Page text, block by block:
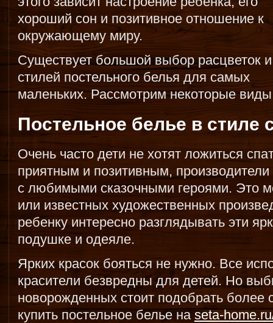
хороший сон и позитивное отношение к
окружающему миру.
Существует большой выбор расцветок и
стилей постельного белья для самых
маленьких. Рассмотрим некоторые
Постельное белье в стиле
Очень часто дети не хотят ложиться
приятным и позитивным,
с любимыми сказочными героями. Это
или известных художественных
ребенку интересно разглядывать эти
подушке и одеяле.
Ярких красок бояться не нужно. Все
красители безвредны для детей. Но
новорожденных стоит подобрать
купить постельное белье на seta-